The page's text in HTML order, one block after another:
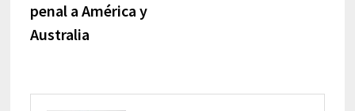
penal a América y
Australia